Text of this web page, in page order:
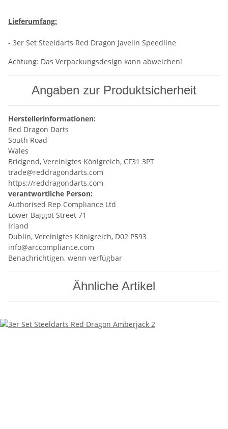
Lieferumfang:
- 3er Set Steeldarts Red Dragon Javelin Speedline
Achtung: Das Verpackungsdesign kann abweichen!
Angaben zur Produktsicherheit
Herstellerinformationen:
Red Dragon Darts
South Road
Wales
Bridgend, Vereinigtes Königreich, CF31 3PT
trade@reddragondarts.com
https://reddragondarts.com
verantwortliche Person:
Authorised Rep Compliance Ltd
Lower Baggot Street 71
Irland
Dublin, Vereinigtes Königreich, D02 P593
info@arccompliance.com
Benachrichtigen, wenn verfügbar
Ähnliche Artikel